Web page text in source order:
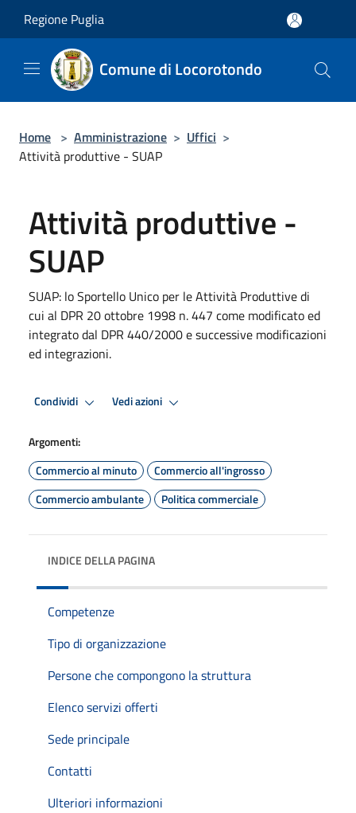
Regione Puglia
Comune di Locorotondo
Home > Amministrazione > Uffici >
Attività produttive - SUAP
Attività produttive -
SUAP
SUAP: lo Sportello Unico per le Attività Produttive di
cui al DPR 20 ottobre 1998 n. 447 come modificato ed
integrato dal DPR 440/2000 e successive modificazioni
ed integrazioni.
Condividi Vedi azioni
Argomenti:
Commercio al minuto
Commercio all'ingrosso
Commercio ambulante
Politica commerciale
INDICE DELLA PAGINA
Competenze
Tipo di organizzazione
Persone che compongono la struttura
Elenco servizi offerti
Sede principale
Contatti
Ulteriori informazioni